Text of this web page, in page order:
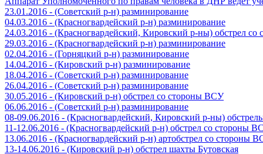
23.01.2016 - (Советский р-н) разминирование
04.03.2016 - (Красногвардейский р-н) разминирование
24.03.2016 - (Красногвардейский, Кировский р-ны) обстрел
29.03.2016 - (Красногвардейский р-н) разминирование
02.04.2016 - (Горняцкий р-н) разминирование
14.04.2016 - (Кировский р-н) разминирование
18.04.2016 - (Советский р-н) разминирование
26.04.2016 - (Советский р-н) разминирование
30.05.2016 - (Кировский р-н) обстрел со стороны ВСУ
06.06.2016 - (Советский р-н) разминирование
08-09.06.2016 - (Красногвардейский, Кировский р-ны)
11-12.06.2016 - (Красногвардейский р-н) обстрел со стороны
13.06.2016 - (Красногвардейский р-н) артобстрел со стороны
13-14.06.2016 - (Кировский р-н) обстрел шахты Бутовская